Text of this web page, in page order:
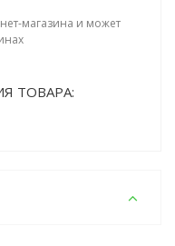
магазина и может
ТОВАРА: